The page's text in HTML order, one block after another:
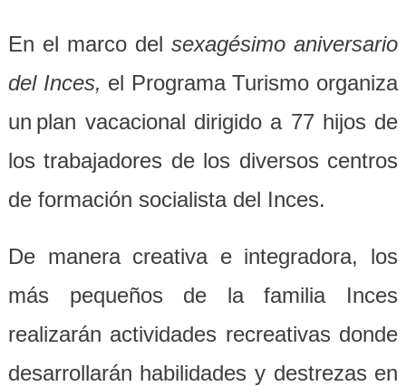
En el marco delsexagésimoaniversario
del Inces, el Programa Turismo organiza
un plan vacacional dirigido a 77 hijos de
los trabajadores de los diversos centros
de formación socialista del Inces.
De manera creativa e integradora, los
más pequeños de la familia Inces
realizarán actividades recreativas donde
desarrollarán habilidades y destrezas en